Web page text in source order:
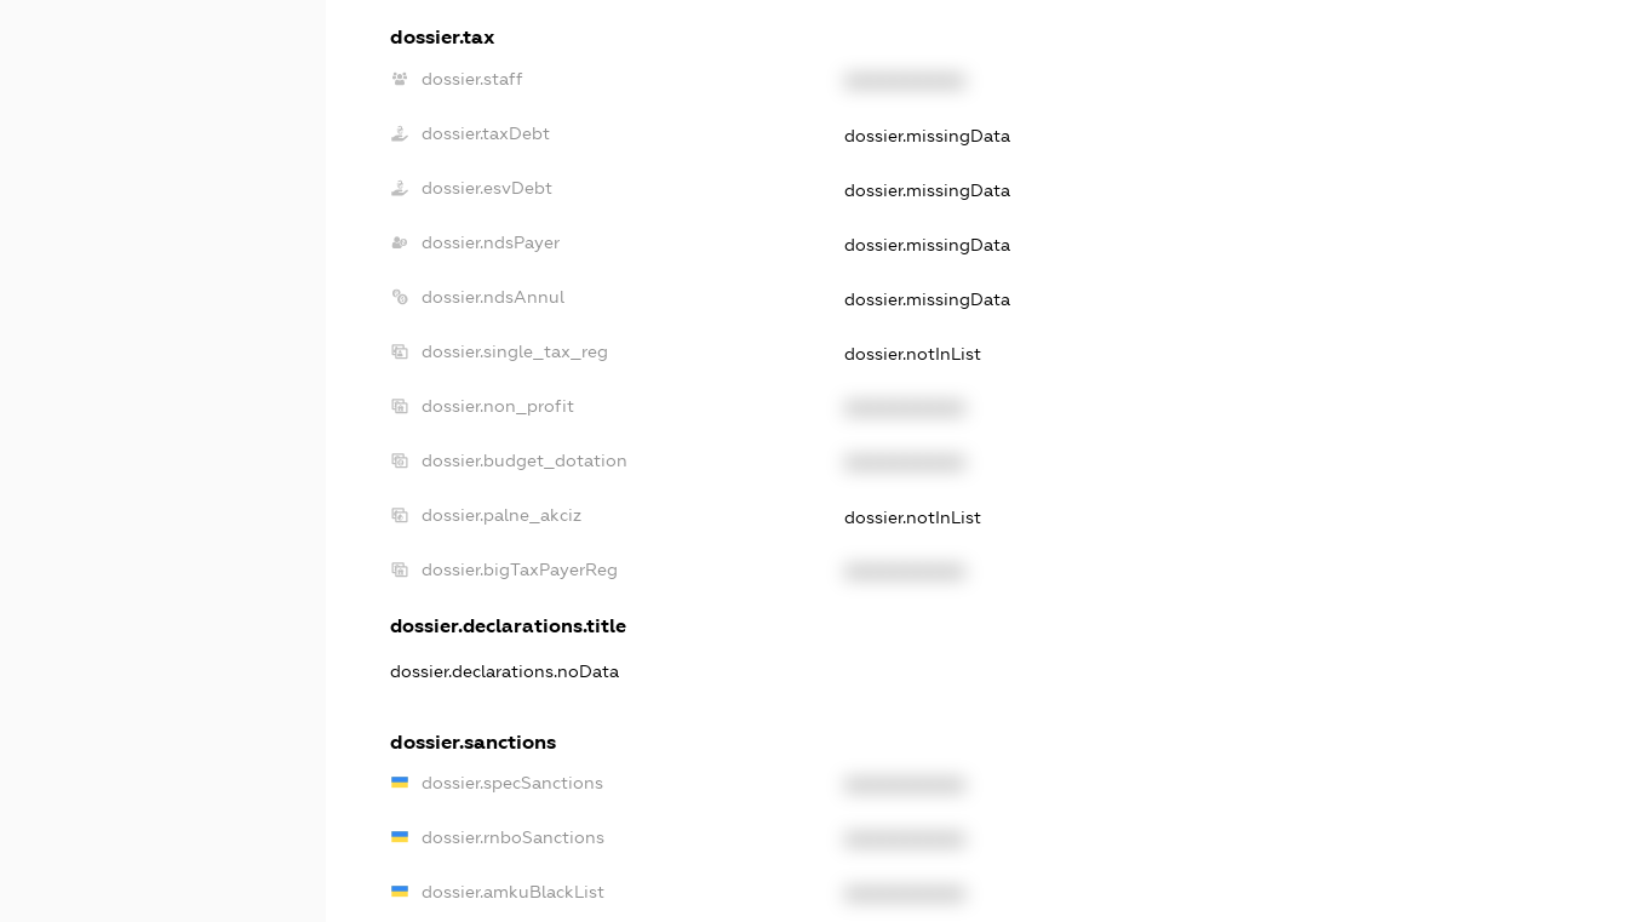
dossier.tax
dossier.staff
dossier.taxDebt dossier.missingData
dossier.esvDebt dossier.missingData
dossier.ndsPayer dossier.missingData
dossier.ndsAnnul dossier.missingData
dossier.single_tax_reg dossier.notInList
dossier.non_profit
dossier.budget_dotation
dossier.palne_akciz dossier.notInList
dossier.bigTaxPayerReg
dossier.declarations.title
dossier.declarations.noData
dossier.sanctions
dossier.specSanctions
dossier.rnboSanctions
dossier.amkuBlackList